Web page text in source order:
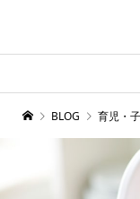
BLOG 育児・